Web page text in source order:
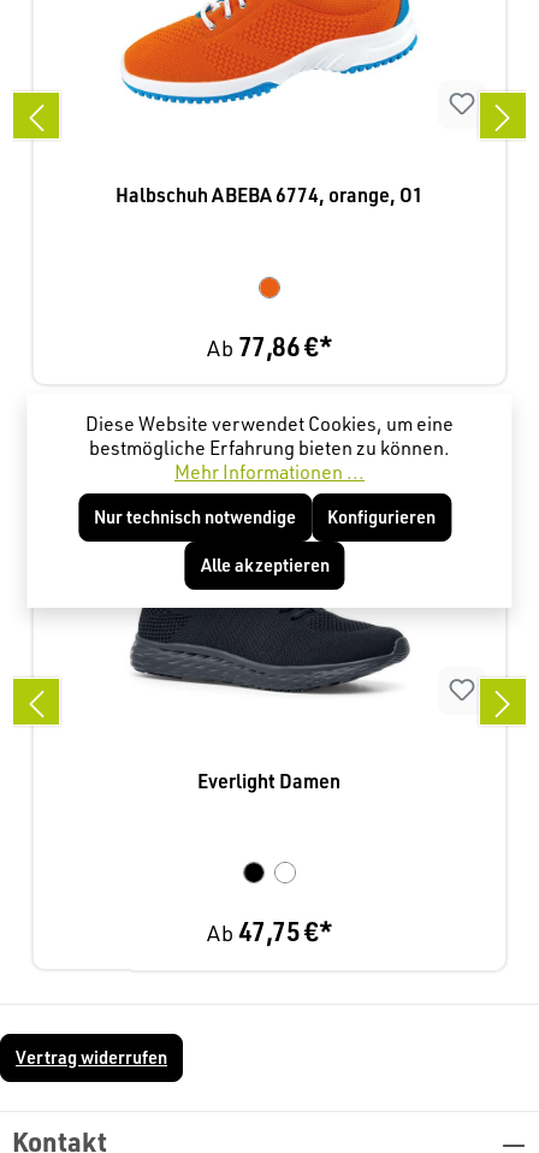
Halbschuh ABEBA 6774, orange, O1
Ab 77,86 €*
Produktgalerie überspringen
Kunden haben sich ebenfalls angesehen
Everlight Damen
Ab 47,75 €*
Vertrag widerrufen
Kontakt
Diese Website verwendet Cookies, um eine
bestmögliche Erfahrung bieten zu können.
Mehr Informationen ...
Nur technisch notwendige Konfigurieren
Alle akzeptieren